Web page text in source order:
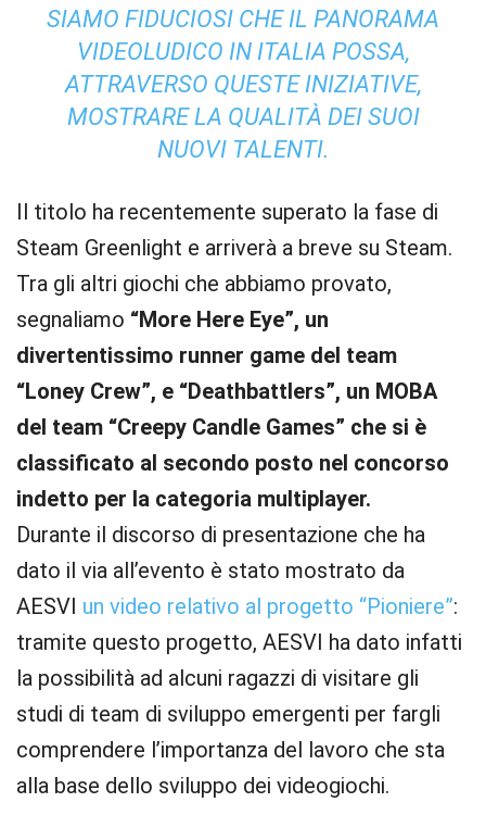
SIAMO FIDUCIOSI CHE IL PANORAMA
VIDEOLUDICO IN ITALIA POSSA,
ATTRAVERSO QUESTE INIZIATIVE,
MOSTRARE LA QUALITÀ DEI SUOI
NUOVI TALENTI.
Il titolo ha recentemente superato la fase di
Steam Greenlight e arriverà a breve su Steam.
Tra gli altri giochi che abbiamo provato,
segnaliamo “More Here Eye”, un
divertentissimo runner game del team
“Loney Crew”, e “Deathbattlers”, un MOBA
del team “Creepy Candle Games” che si è
classificato al secondo posto nel concorso
indetto per la categoria multiplayer.
Durante il discorso di presentazione che ha
dato il via all’evento è stato mostrato da
AESVI un video relativo al progetto “Pioniere”:
tramite questo progetto, AESVI ha dato infatti
la possibilità ad alcuni ragazzi di visitare gli
studi di team di sviluppo emergenti per fargli
comprendere l’importanza del lavoro che sta
alla base dello sviluppo dei videogiochi.